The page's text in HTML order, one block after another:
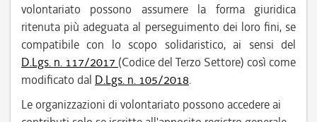
volontariato possono assumere la forma giuridica
ritenuta più adeguata al perseguimento dei loro fini, se
compatibile con lo scopo solidaristico, ai sensi del
D.Lgs. n. 117/2017 (Codice del Terzo Settore) così come
modificato dal D.Lgs. n. 105/2018.
Le organizzazioni di volontariato possono accedere ai